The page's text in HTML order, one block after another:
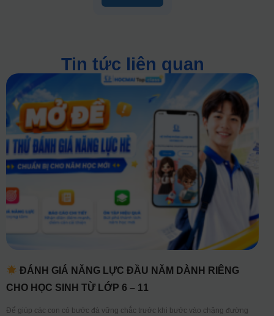
Tin tức liên quan
ĐÁNH GIÁ NĂNG LỰC ĐẦU NĂM DÀNH RIÊNG
CHO HỌC SINH TỪ LỚP 6 – 11
Để giúp các con có bước đà vững chắc trước khi bước vào chặng đường